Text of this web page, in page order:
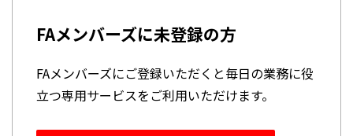
FAメンバーズに未登録の方
FAメンバーズにご登録いただくと毎日の業務に役
立つ専用サービスをご利用いただけます。